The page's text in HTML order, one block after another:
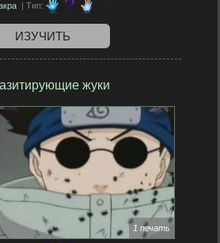
| Тип:
ИЗУЧИТЬ
жуки
1 печать